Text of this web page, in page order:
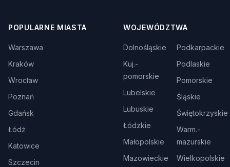
POPULARNE MIASTA
Warszawa
Kraków
Wrocław
Poznań
Gdańsk
Łódź
Katowice
Szczecin
WOJEWÓDZTWA
Dolnośląskie
Kuj.-
pomorskie
Lubelskie
Lubuskie
Łódzkie
Małopolskie
Mazowieckie
Podkarpackie
Podlaskie
Pomorskie
Śląskie
Świętokrzyskie
Warm.-
mazurskie
Wielkopolskie